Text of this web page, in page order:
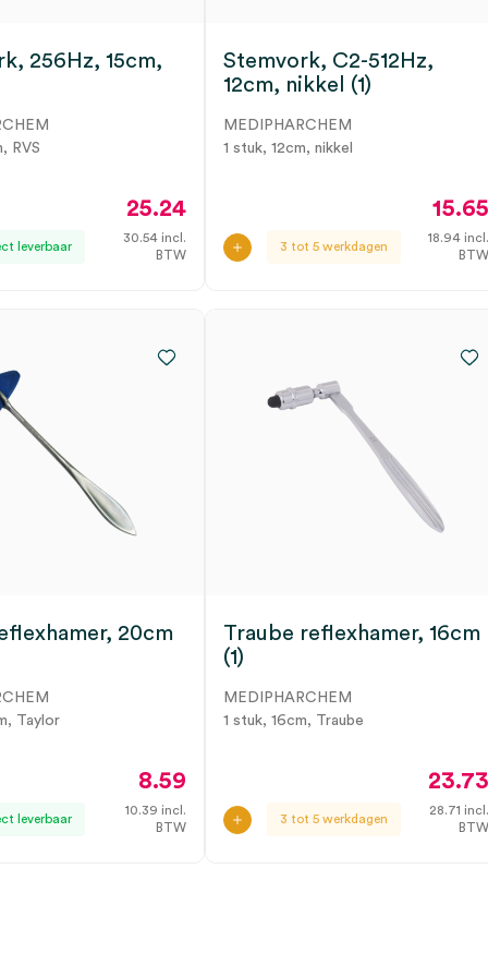
256Hz, 15cm,
RVS
leverbaar
25.24
30.54 incl.
BTW
Stemvork, C2-512Hz,
12cm, nikkel (1)
MEDIPHARCHEM
1 stuk, 12cm, nikkel
3 tot 5 werkdagen
15.65
18.94 incl.
BTW
20cm
Taylor
leverbaar
8.59
10.39 incl.
BTW
Traube reflexhamer, 16cm
(1)
MEDIPHARCHEM
1 stuk, 16cm, Traube
3 tot 5 werkdagen
23.73
28.71 incl.
BTW